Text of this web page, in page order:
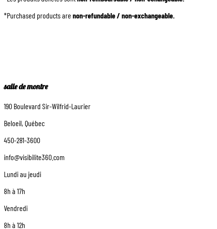
*Purchased products are non-refundable / non-exchangeable.
salle de montre
190 Boulevard Sir-Wilfrid-Laurier
Beloeil, Québec
450-281-3600
info@visibilite360.com
Lundi au jeudi
8h à 17h
Vendredi
8h à 12h